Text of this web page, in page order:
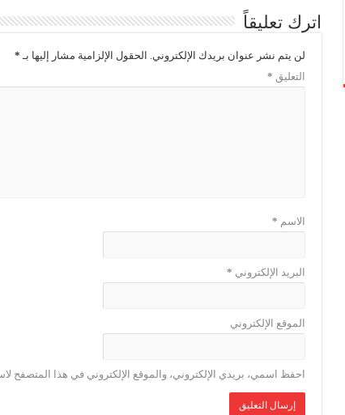
اترك تعليقاً
لن يتم نشر عنوان بريدك الإلكتروني. الحقول الإلزامية مشار إليها بـ *
التعليق *
الاسم *
البريد الإلكتروني *
الموقع الإلكتروني
احفظ اسمي، بريدي الإلكتروني، والموقع الإلكتروني في هذا المتصفح